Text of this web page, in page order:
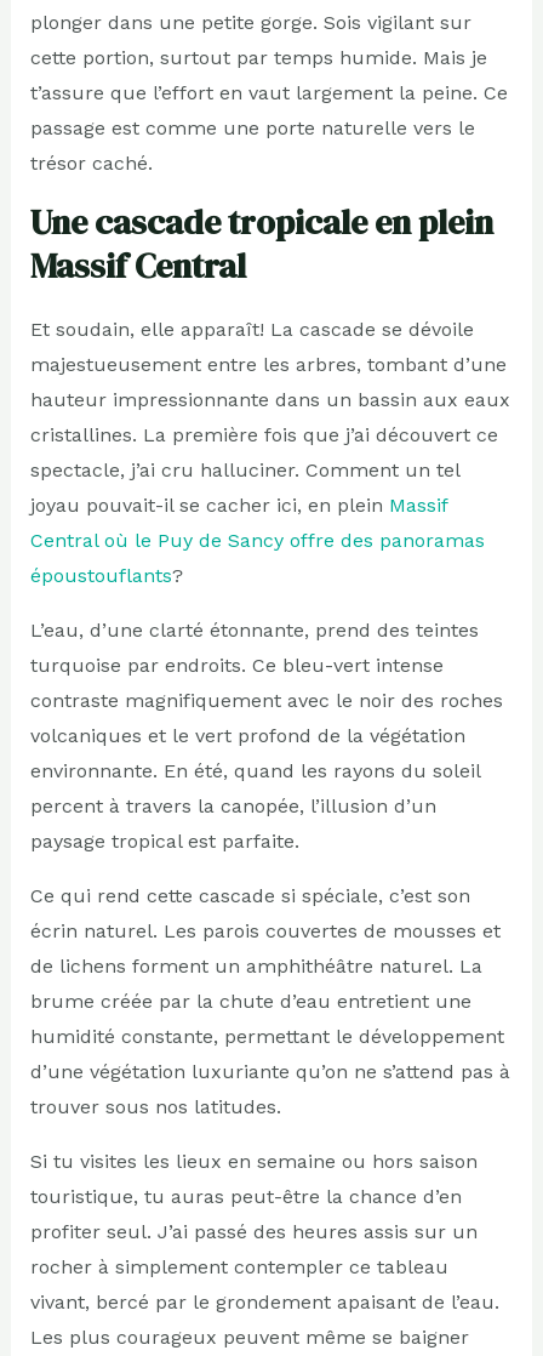
plonger dans une petite gorge. Sois vigilant sur
cette portion, surtout par temps humide. Mais je
t’assure que l’effort en vaut largement la peine. Ce
passage est comme une porte naturelle vers le
trésor caché.
Une cascade tropicale en plein
Massif Central
Et soudain, elle apparaît! La cascade se dévoile
majestueusement entre les arbres, tombant d’une
hauteur impressionnante dans un bassin aux eaux
cristallines. La première fois que j’ai découvert ce
spectacle, j’ai cru halluciner. Comment un tel
joyau pouvait-il se cacher ici, en plein Massif
Central où le Puy de Sancy offre des panoramas
époustouflants?
L’eau, d’une clarté étonnante, prend des teintes
turquoise par endroits. Ce bleu-vert intense
contraste magnifiquement avec le noir des roches
volcaniques et le vert profond de la végétation
environnante. En été, quand les rayons du soleil
percent à travers la canopée, l’illusion d’un
paysage tropical est parfaite.
Ce qui rend cette cascade si spéciale, c’est son
écrin naturel. Les parois couvertes de mousses et
de lichens forment un amphithéâtre naturel. La
brume créée par la chute d’eau entretient une
humidité constante, permettant le développement
d’une végétation luxuriante qu’on ne s’attend pas à
trouver sous nos latitudes.
Si tu visites les lieux en semaine ou hors saison
touristique, tu auras peut-être la chance d’en
profiter seul. J’ai passé des heures assis sur un
rocher à simplement contempler ce tableau
vivant, bercé par le grondement apaisant de l’eau.
Les plus courageux peuvent même se baigner